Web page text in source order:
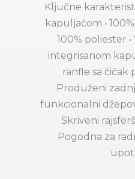
Ključne
kapuljačom •
100% poliester
integrisanom
ranfle sa čičak
Produženi
funkcionalni
Skriveni
Pogodna za